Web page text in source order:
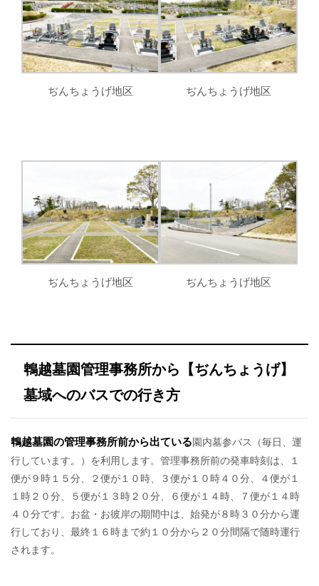
ぢんちょうげ地区 ぢんちょうげ地区
ぢんちょうげ地区 ぢんちょうげ地区
鵯越墓園管理事務所から【ぢんちょうげ】
墓域へのバスでの行き方
鵯越墓園の管理事務所前から出ている園内墓参バス（毎日、運
行しています。）を利用します。管理事務所前の発車時刻は、１
便が９時１５分、２便が１０時、３便が１０時４０分、４便が１
１時２０分、５便が１３時２０分、６便が１４時、７便が１４時
４０分です。お盆・お彼岸の期間中は、始発が８時３０分から運
行しており、最終１６時まで約１０分から２０分間隔で随時運行
されます。